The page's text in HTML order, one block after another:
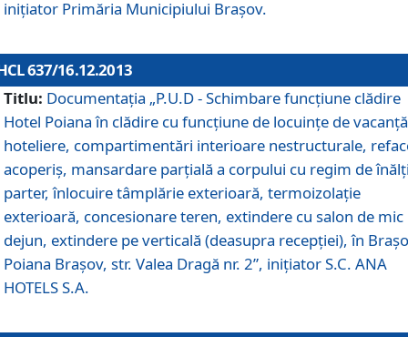
iniţiator Primăria Municipiului Braşov.
637/16.12.2013
Titlu: Documentaţia „P.U.D - Schimbare funcţiune clădire
Hotel Poiana în clădire cu funcţiune de locuinţe de
hoteliere, compartimentări interioare nestructurale,
acoperiş, mansardare parţială a corpului cu regim de
parter, înlocuire tâmplărie exterioară, termoizolaţie
exterioară, concesionare teren, extindere cu salon de mic
dejun, extindere pe verticală (deasupra recepţiei), în
Poiana Braşov, str. Valea Dragă nr. 2”, iniţiator S.C. ANA
HOTELS S.A.